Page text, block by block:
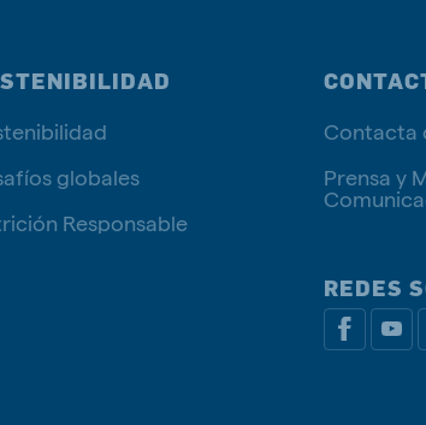
globales
Responsable
Contacta
Prensa y
REDES